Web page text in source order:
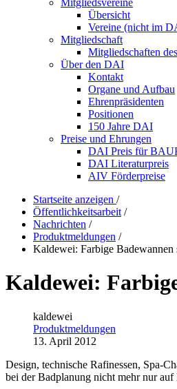
Mitgliedsvereine
Übersicht
Vereine (nicht im
Mitgliedschaft
Mitgliedschaften
Über den DAI
Kontakt
Organe und Aufbau
Ehrenpräsidenten
Positionen
150 Jahre DAI
Preise und Ehrungen
DAI Preis für
DAI Literaturpreis
AIV Förderpreise
Startseite anzeigen /
Öffentlichkeitsarbeit /
Nachrichten /
Produktmeldungen /
Kaldewei: Farbige
Kaldewei:
kaldewei
Produktmeldungen
13. April 2012
Design, technische Rafinessen, Spa-
bei der Badplanung nicht mehr nur